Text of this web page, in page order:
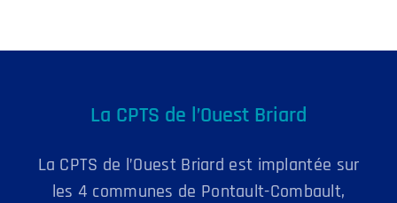
La CPTS de l’Ouest Briard
La CPTS de l’Ouest Briard est implantée sur
les 4 communes de Pontault-Combault,